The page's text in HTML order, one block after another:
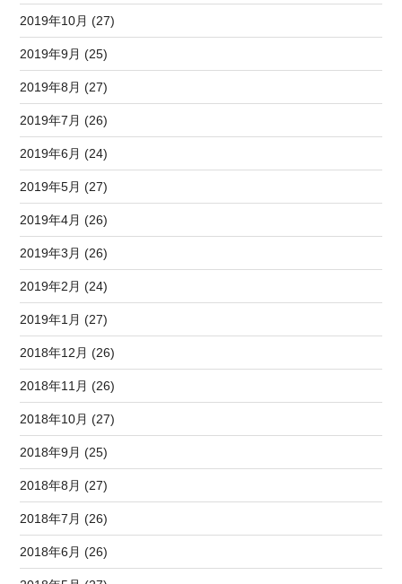
2019年10月 (27)
2019年9月 (25)
2019年8月 (27)
2019年7月 (26)
2019年6月 (24)
2019年5月 (27)
2019年4月 (26)
2019年3月 (26)
2019年2月 (24)
2019年1月 (27)
2018年12月 (26)
2018年11月 (26)
2018年10月 (27)
2018年9月 (25)
2018年8月 (27)
2018年7月 (26)
2018年6月 (26)